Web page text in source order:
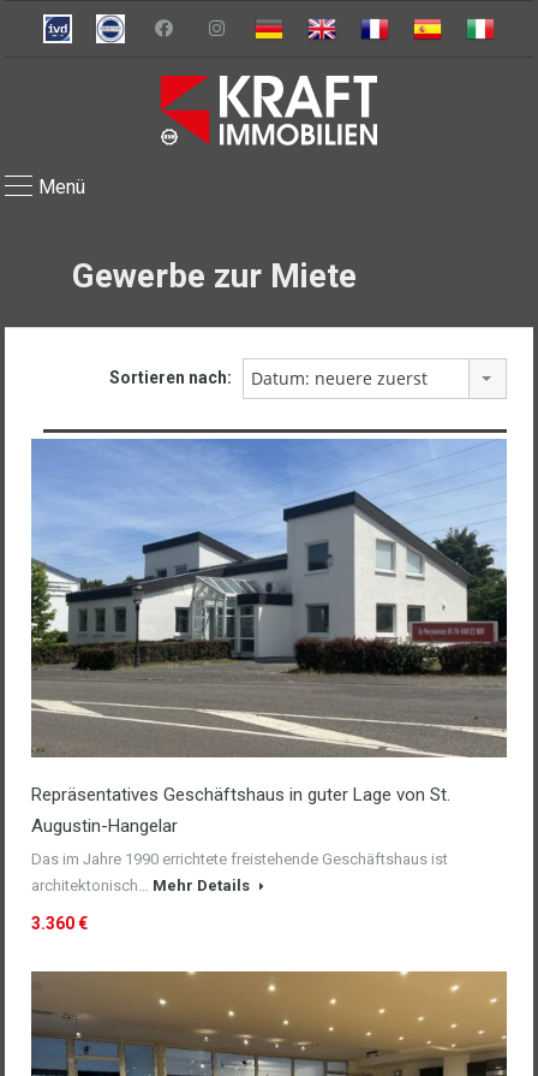
Menü
Gewerbe zur Miete
Sortieren nach: Datum: neuere zuerst
Repräsentatives Geschäftshaus in guter Lage von St.
Augustin-Hangelar
Das im Jahre 1990 errichtete freistehende Geschäftshaus ist
architektonisch… Mehr Details
3.360 €